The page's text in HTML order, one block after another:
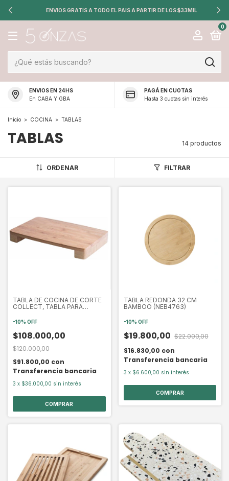
ENVIOS GRATIS A TODO EL PAIS A PARTIR DE LOS $33MIL
0
ENVIOS EN 24HS
En CABA Y GBA
PAGÁ EN CUOTAS
Hasta 3 cuotas sin interés
Inicio > COCINA > TABLAS
TABLAS 14 productos
ORDENAR FILTRAR
TABLA DE COCINA DE CORTE
COLLECT, TABLA PARA
-10% OFF
$108.000,00
$120.000,00
$91.800,00 con
Transferencia bancaria
3 x $36.000,00 sin interés
TABLA REDONDA 32 CM
BAMBOO (NEB4763)
-10% OFF
$19.800,00 $22.000,00
$16.830,00 con
Transferencia bancaria
3 x $6.600,00 sin interés